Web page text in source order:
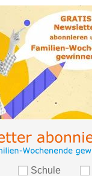
Schule